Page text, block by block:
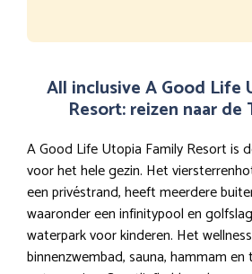
All inclusive A Good Life
Resort: reizen naar de
A Good Life Utopia Family Resort is
voor het hele gezin. Het
een privéstrand, heeft meerdere
waaronder een infinitypool en
waterpark voor kinderen. Het
binnenzwembad, sauna, hammam